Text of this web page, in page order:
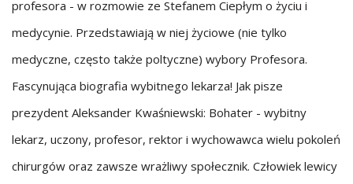
profesora - w rozmowie ze Stefanem Ciepłym o życiu i
medycynie. Przedstawiają w niej życiowe (nie tylko
medyczne, często także poltyczne) wybory Profesora.
Fascynująca biografia wybitnego lekarza! Jak pisze
prezydent Aleksander Kwaśniewski: Bohater - wybitny
lekarz, uczony, profesor, rektor i wychowawca wielu pokoleń
chirurgów oraz zawsze wrażliwy społecznik. Człowiek lewicy